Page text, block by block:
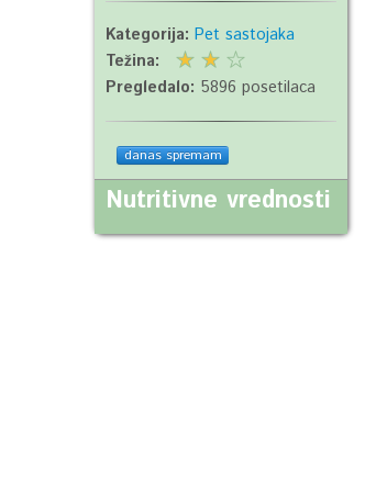
Kategorija: Pet sastojaka
Težina:
Pregledalo: 5896 posetilaca
danas spremam
Nutritivne vrednosti